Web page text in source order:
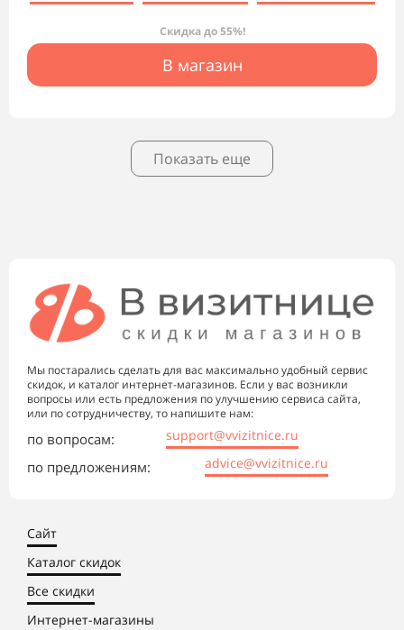
Скидка до 55%!
В магазин
Показать еще
Мы постарались сделать для вас максимально удобный сервис
скидок, и каталог интернет-магазинов. Если у вас возникли
вопросы или есть предложения по улучшению сервиса сайта,
или по сотрудничеству, то напишите нам:
по вопросам: support@vvizitnice.ru
по предложениям: advice@vvizitnice.ru
Сайт
Каталог скидок
Все скидки
Интернет-магазины